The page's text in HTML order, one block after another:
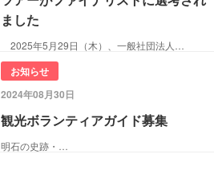
ました
2025年5月29日（木）、一般社団法人…
お知らせ
2024年08月30日
観光ボランティアガイド募集
明石の史跡・…